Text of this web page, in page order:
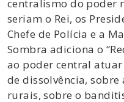
centralismo do poder
seriam o Rei, os
Chefe de Polícia e a
Sombra adiciona o
ao poder central
de dissolvência,
rurais, sobre o